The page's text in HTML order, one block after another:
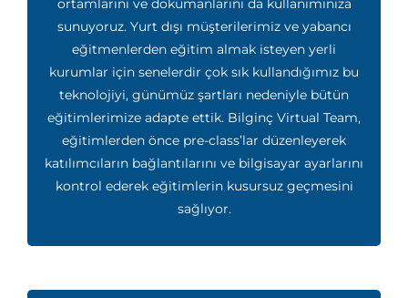
ortamlarını ve dokümanlarını da kullanımınıza
sunuyoruz. Yurt dışı müşterilerimiz ve yabancı
eğitmenlerden eğitim almak isteyen yerli
kurumlar için senelerdir çok sık kullandığımız bu
teknolojiyi, günümüz şartları nedeniyle bütün
eğitimlerimize adapte ettik. Bilginç Virtual Team,
eğitimlerden önce pre-class’lar düzenleyerek
katılımcıların bağlantılarını ve bilgisayar ayarlarını
kontrol ederek eğitimlerin kusursuz geçmesini
sağlıyor.